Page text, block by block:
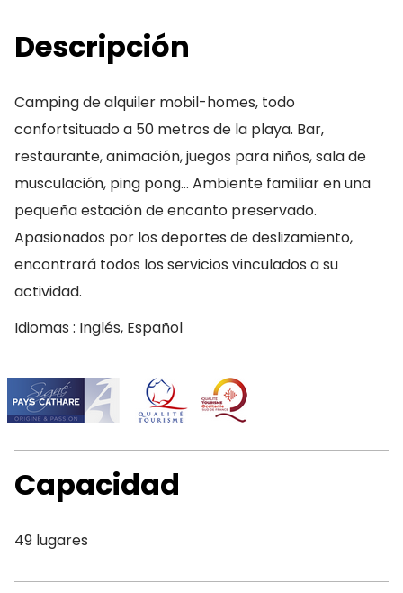
Descripción
Camping de alquiler mobil-homes, todo
confortsituado a 50 metros de la playa. Bar,
restaurante, animación, juegos para niños, sala de
musculación, ping pong… Ambiente familiar en una
pequeña estación de encanto preservado.
Apasionados por los deportes de deslizamiento,
encontrará todos los servicios vinculados a su
actividad.
Idiomas : Inglés, Español
Capacidad
49 lugares